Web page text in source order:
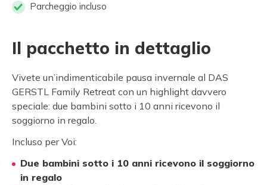
Parcheggio incluso
Il pacchetto in dettaglio
Vivete un’indimenticabile pausa invernale al DAS
GERSTL Family Retreat con un highlight davvero
speciale: due bambini sotto i 10 anni ricevono il
soggiorno in regalo.
Incluso per Voi:
Due bambini sotto i 10 anni ricevono il soggiorno
in regalo